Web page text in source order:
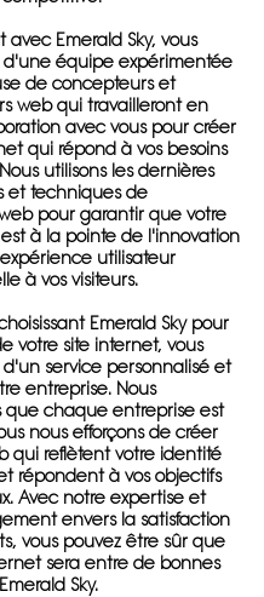
avec Emerald Sky, vous
d'une équipe expérimentée
de concepteurs et
web qui travailleront en
avec vous pour créer
qui répond à vos besoins
utilisons les dernières
et techniques de
pour garantir que votre
à la pointe de l'innovation
utilisateur
à vos visiteurs.
Emerald Sky pour
votre site internet, vous
service personnalisé et
entreprise. Nous
que chaque entreprise est
nous efforçons de créer
qui reflètent votre identité
répondent à vos objectifs
Avec notre expertise et
envers la satisfaction
vous pouvez être sûr que
sera entre de bonnes
Sky.